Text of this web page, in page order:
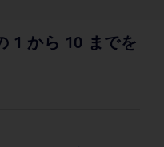
1 から 10 までを